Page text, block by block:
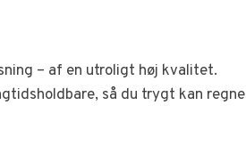
– af en utroligt høj kvalitet.
så du trygt kan regne